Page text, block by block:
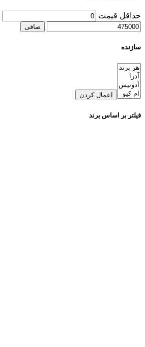
حداقل قیمت
صافی
سازنده
اعمال کردن
فیلتر بر اساس برند